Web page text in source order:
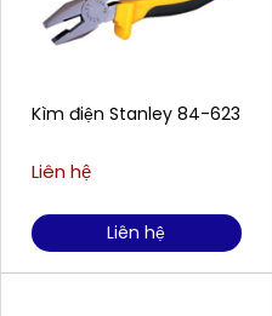
Kìm điện Stanley 84-623
Liên hệ
Liên hệ